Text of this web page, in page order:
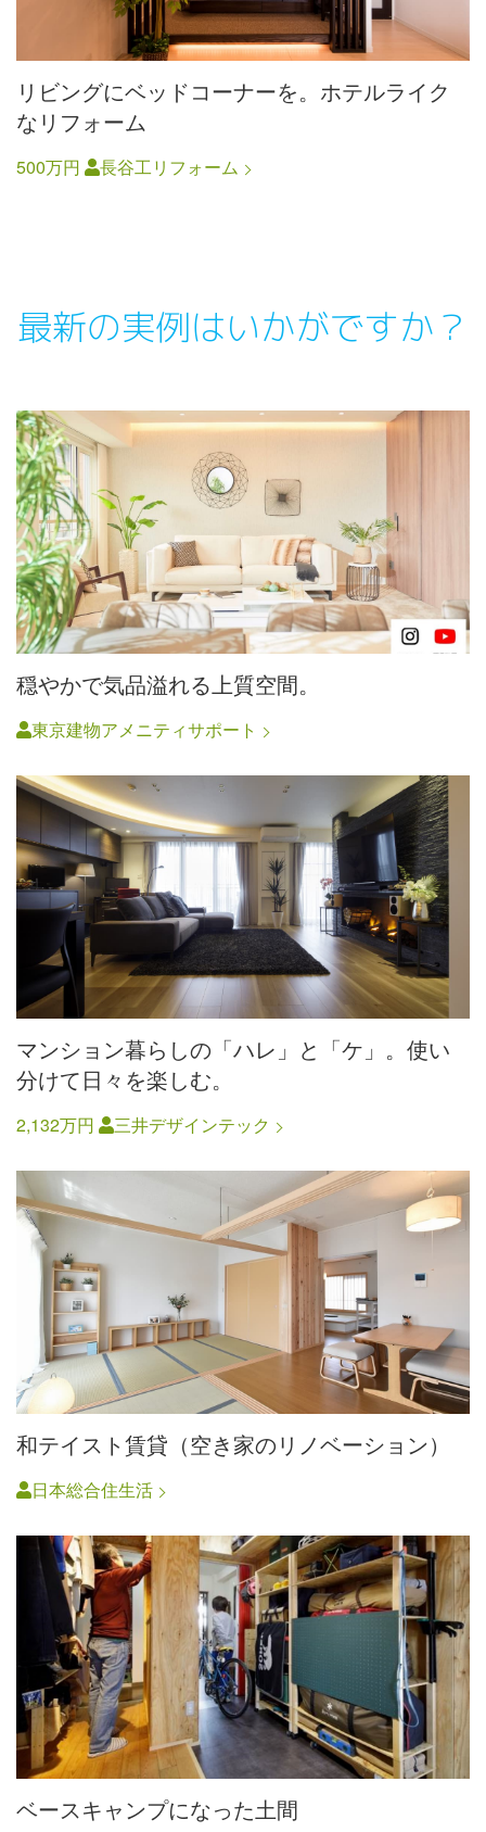
リビングにベッドコーナーを。ホテルライク
なリフォーム
500万円 長谷工リフォーム
最新の実例はいかがですか？
穏やかで気品溢れる上質空間。
東京建物アメニティサポート
マンション暮らしの「ハレ」と「ケ」。使い
分けて日々を楽しむ。
2,132万円 三井デザインテック
和テイスト賃貸（空き家のリノベーション）
日本総合住生活
ベースキャンプになった土間